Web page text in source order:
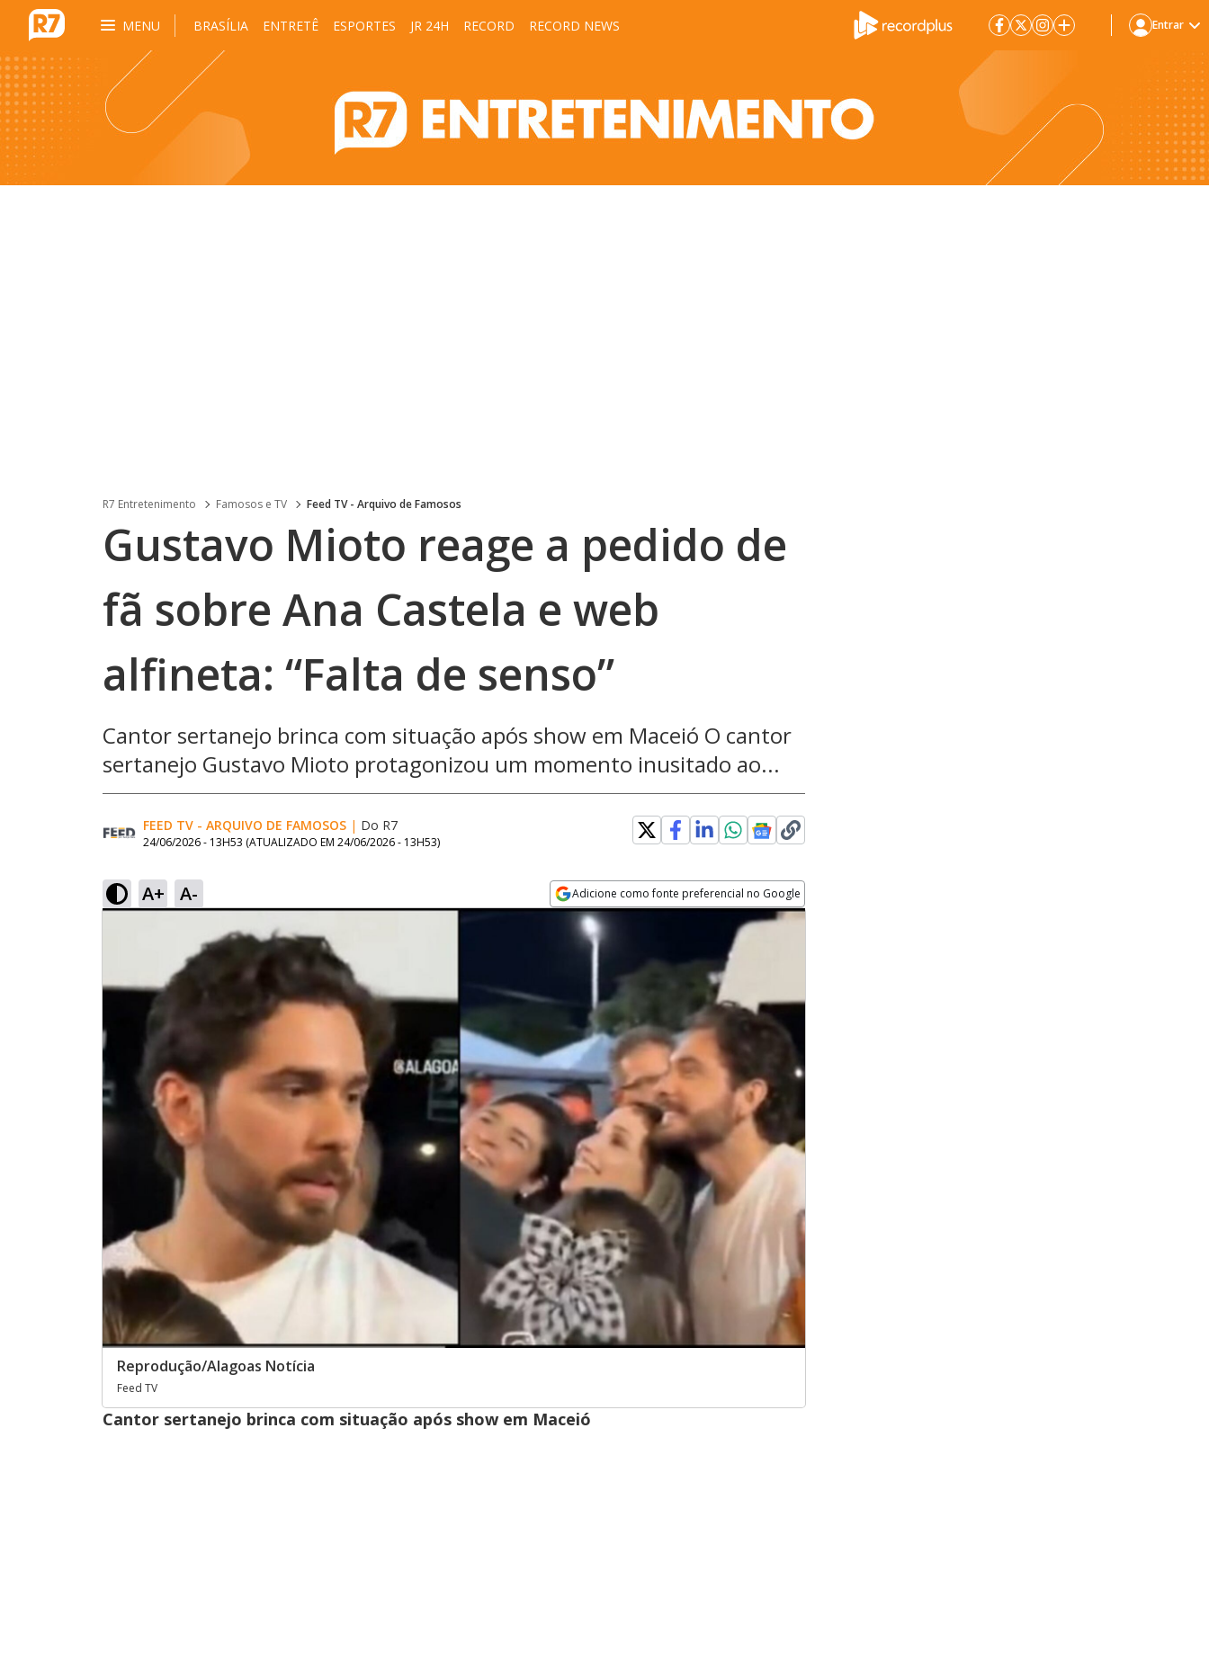
MENU BRASÍLIA ENTRETÊ ESPORTES JR 24H RECORD RECORD NEWS Entrar
R7 Entretenimento Famosos e TV Feed TV - Arquivo de Famosos
Gustavo Mioto reage a pedido de
fã sobre Ana Castela e web
alfineta: “Falta de senso”
Cantor sertanejo brinca com situação após show em Maceió O cantor
sertanejo Gustavo Mioto protagonizou um momento inusitado ao...
FEED TV - ARQUIVO DE FAMOSOS | Do R7
24/06/2026 - 13H53 (ATUALIZADO EM 24/06/2026 - 13H53)
A+ A- Adicione como fonte preferencial no Google
Opens in new window
Reprodução/Alagoas Notícia
Feed TV
Cantor sertanejo brinca com situação após show em Maceió